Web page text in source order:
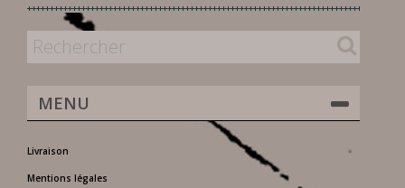
MENU
Livraison
Mentions légales